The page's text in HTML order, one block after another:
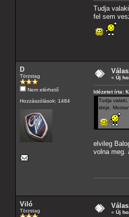
Tudja
fel sem
D
Törzstag
Nem elérhető
Hozzászólások: 1484
« Új
Idézetet írta:
Tudja
ideje.
elvileg
volna meg.
Viló
Törzstag « Új